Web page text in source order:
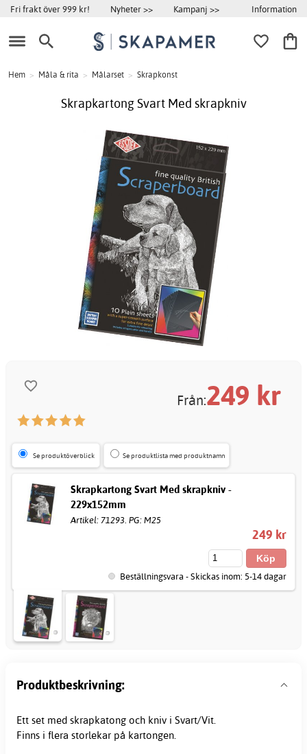
Fri frakt över 999 kr! Nyheter >> Kampanj >> Information
Hem > Måla & rita > Målarset > Skrapkonst
Skrapkartong Svart Med skrapkniv
Från:249 kr
Se produktöverblick Se produktlista med produktnamn
Skrapkartong Svart Med skrapkniv -
229x152mm
Artikel: 71293. PG: M25
249 kr
Beställningsvara - Skickas inom: 5-14 dagar
Produktbeskrivning:
Ett set med skrapkatong och kniv i Svart/Vit.
Finns i flera storlekar på kartongen.